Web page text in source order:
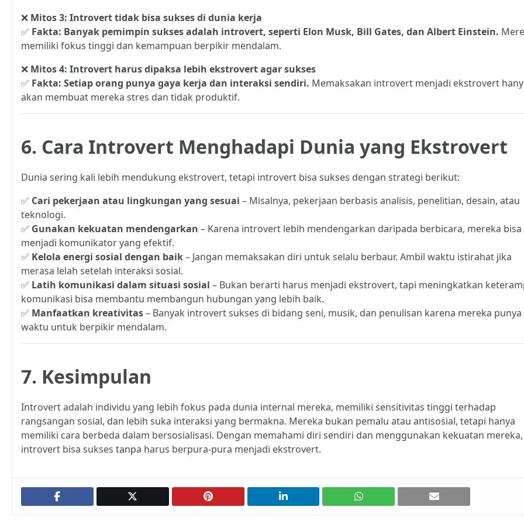
❌ Mitos 3: Introvert tidak bisa sukses di dunia kerja
✅ Fakta: Banyak pemimpin sukses adalah introvert, seperti Elon Musk, Bill Gates, dan Albert Einstein.
memiliki fokus tinggi dan kemampuan berpikir mendalam.
❌ Mitos 4: Introvert harus dipaksa lebih ekstrovert agar sukses
✅ Fakta: Setiap orang punya gaya kerja dan interaksi sendiri. Memaksakan introvert menjadi ekstrovert
akan membuat mereka stres dan tidak produktif.
6. Cara Introvert Menghadapi Dunia yang Ekstrovert
Dunia sering kali lebih mendukung ekstrovert, tetapi introvert bisa sukses dengan strategi berikut:
✅ Cari pekerjaan atau lingkungan yang sesuai – Misalnya, pekerjaan berbasis analisis, penelitian, desain, atau
teknologi.
✅ Gunakan kekuatan mendengarkan – Karena introvert lebih mendengarkan daripada berbicara, mereka bisa
menjadi komunikator yang efektif.
✅ Kelola energi sosial dengan baik– Jangan memaksakan diri untuk selalu berbaur. Ambil waktu istirahat jika
merasa lelah setelah interaksi sosial.
✅ Latih komunikasi dalam situasi sosial – Bukan berarti harus menjadi ekstrovert, tapi meningkatkan
komunikasi bisa membantu membangun hubungan yang lebih baik.
✅ Manfaatkan kreativitas– Banyak introvert sukses di bidang seni, musik, dan penulisan karena mereka punya
waktu untuk berpikir mendalam.
7. Kesimpulan
Introvert adalah individu yang lebih fokus pada dunia internal mereka, memiliki sensitivitas tinggi terhadap
rangsangan sosial, dan lebih suka interaksi yang bermakna. Mereka bukan pemalu atau antisosial, tetapi hanya
memiliki cara berbeda dalam bersosialisasi. Dengan memahami diri sendiri dan menggunakan kekuatan mereka,
introvert bisa sukses tanpa harus berpura-pura menjadi ekstrovert.